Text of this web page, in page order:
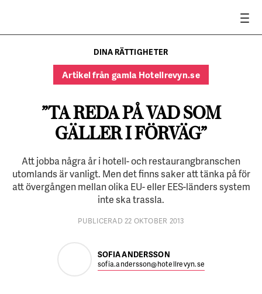
DINA RÄTTIGHETER
Artikel från gamla Hotellrevyn.se
”TA REDA PÅ VAD SOM
GÄLLER I FÖRVÄG”
Att jobba några år i hotell- och restaurangbranschen
utomlands är vanligt. Men det finns saker att tänka på för
att övergången mellan olika EU- eller EES-länders system
inte ska trassla.
PUBLICERAD 22 OKTOBER 2013
SOFIA ANDERSSON
sofia.andersson@hotellrevyn.se